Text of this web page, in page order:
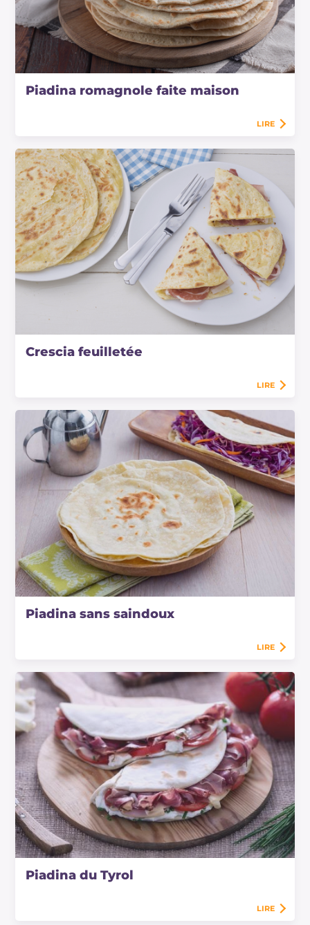
Piadina romagnole faite maison
LIRE
Crescia feuilletée
LIRE
Piadina sans saindoux
LIRE
Piadina du Tyrol
LIRE